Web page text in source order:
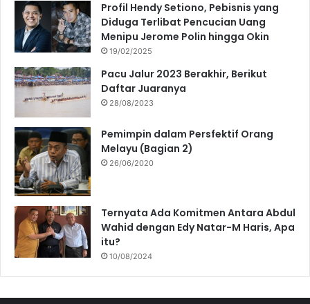
Profil Hendy Setiono, Pebisnis yang
Diduga Terlibat Pencucian Uang
Menipu Jerome Polin hingga Okin
19/02/2025
Pacu Jalur 2023 Berakhir, Berikut
Daftar Juaranya
28/08/2023
Pemimpin dalam Persfektif Orang
Melayu (Bagian 2)
26/06/2020
Ternyata Ada Komitmen Antara Abdul
Wahid dengan Edy Natar-M Haris, Apa
itu?
10/08/2024